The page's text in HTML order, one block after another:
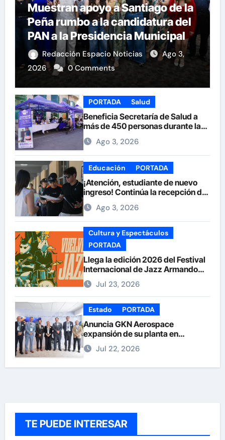
Muestran apoyo a Santiago de la
Peña rumbo a la candidatura del
PAN a la Presidencia Municipal
Redacción Espacio Noticias
Ago 3,
2026
0 Comments
PORTADA Salud
Beneficia Secretaría de Salud a
más de 450 personas durante la
Feria de la Salud en la Plaza de
ArmasAgo 3, 2026
Educación PORTADA
¡Atención, estudiante de nuevo
ingreso! Continúa la recepción de
documentos en la UACH.
Ago 3, 2026
Cultura y Espectáculos
PORTADA
Llega la edición 2026 del Festival
Internacional de Jazz Armando
Nuñez
Jul 23, 2026
Estado PORTADA
Anuncia GKN Aerospace
expansión de su planta en
Chihuahua
Jul 22, 2026
TE PUEDE INTERESAR